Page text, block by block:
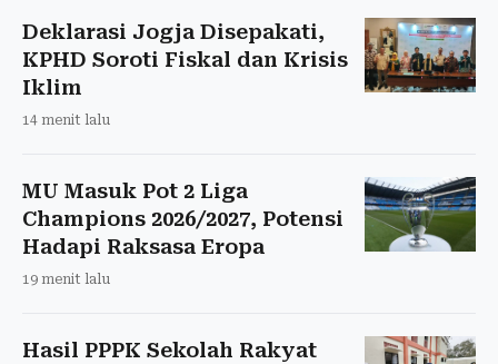
Deklarasi Jogja Disepakati,
KPHD Soroti Fiskal dan Krisis
Iklim
14 menit lalu
MU Masuk Pot 2 Liga
Champions 2026/2027, Potensi
Hadapi Raksasa Eropa
19 menit lalu
Hasil PPPK Sekolah Rakyat